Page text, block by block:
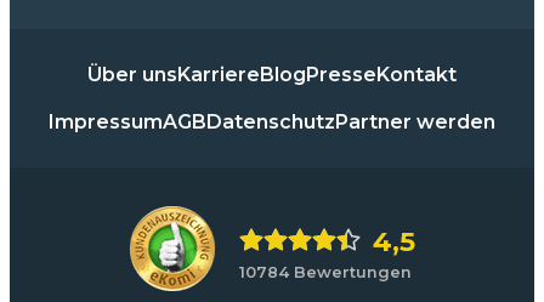
Über unsKarriereBlogPresseKontakt
ImpressumAGBDatenschutzPartner werden
4,5
10784 Bewertungen